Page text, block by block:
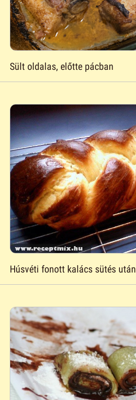
Sült oldalas, előtte pácban
Húsvéti fonott kalács sütés után